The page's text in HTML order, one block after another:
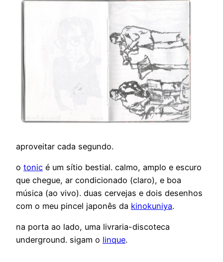
aproveitar cada segundo.
o tonic é um sítio bestial. calmo, amplo e escuro
que chegue, ar condicionado (claro), e boa
música (ao vivo). duas cervejas e dois desenhos
com o meu pincel japonês da kinokuniya.
na porta ao lado, uma livraria-discoteca
underground. sigam o linque.